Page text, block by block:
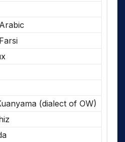
(dialect of OW)